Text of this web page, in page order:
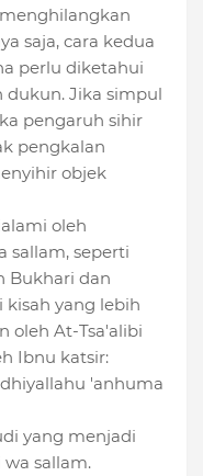
saja, cara kedua
perlu diketahui
dukun. Jika simpul
pengaruh sihir
pengkalan
objek
oleh
sallam, seperti
Bukhari dan
kisah yang lebih
oleh At-Tsa'alibi
Ibnu katsir:
'anhuma
yang menjadi
sallam.